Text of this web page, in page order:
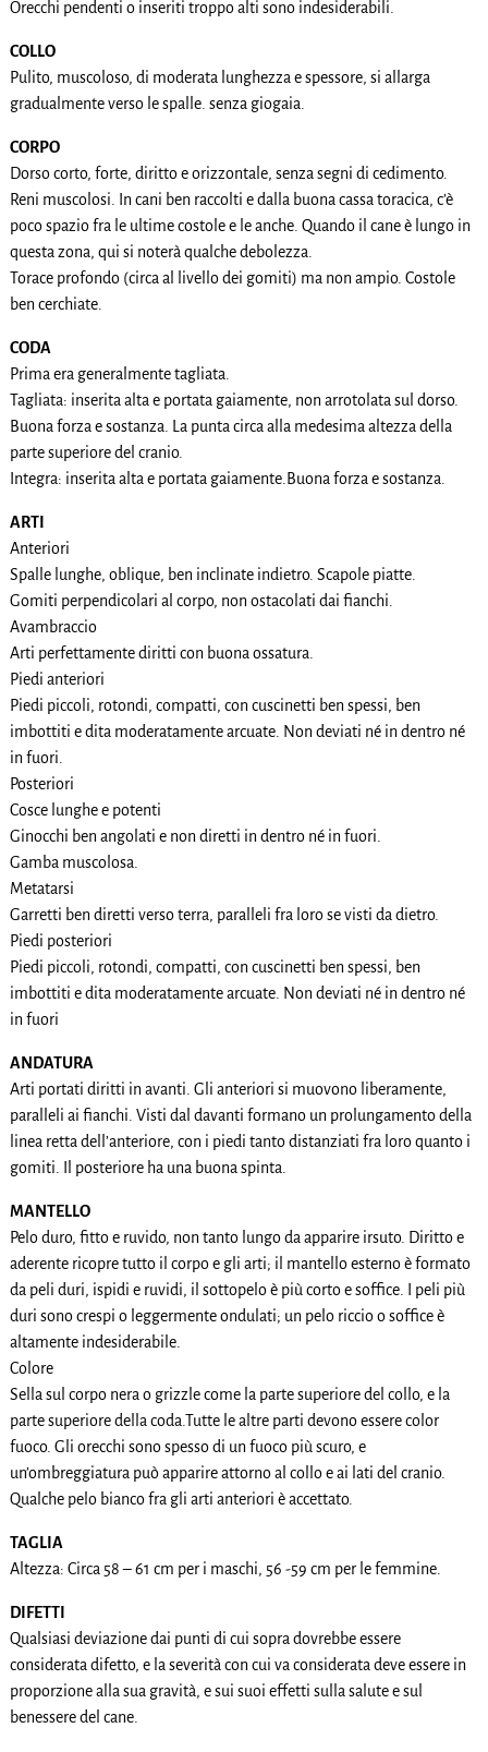
Orecchi pendenti o inseriti troppo alti sono indesiderabili.
COLLO
Pulito, muscoloso, di moderata lunghezza e spessore, si allarga
gradualmente verso le spalle. senza giogaia.
CORPO
Dorso corto, forte, diritto e orizzontale, senza segni di cedimento.
Reni muscolosi. In cani ben raccolti e dalla buona cassa toracica, c’è
poco spazio fra le ultime costole e le anche. Quando il cane è lungo in
questa zona, qui si noterà qualche debolezza.
Torace profondo (circa al livello dei gomiti) ma non ampio. Costole
ben cerchiate.
CODA
Prima era generalmente tagliata.
Tagliata: inserita alta e portata gaiamente, non arrotolata sul dorso.
Buona forza e sostanza. La punta circa alla medesima altezza della
parte superiore del cranio.
Integra: inserita alta e portata gaiamente.Buona forza e sostanza.
ARTI
Anteriori
Spalle lunghe, oblique, ben inclinate indietro. Scapole piatte.
Gomiti perpendicolari al corpo, non ostacolati dai fianchi.
Avambraccio
Arti perfettamente diritti con buona ossatura.
Piedi anteriori
Piedi piccoli, rotondi, compatti, con cuscinetti ben spessi, ben
imbottiti e dita moderatamente arcuate. Non deviati né in dentro né
in fuori.
Posteriori
Cosce lunghe e potenti
Ginocchi ben angolati e non diretti in dentro né in fuori.
Gamba muscolosa.
Metatarsi
Garretti ben diretti verso terra, paralleli fra loro se visti da dietro.
Piedi posteriori
Piedi piccoli, rotondi, compatti, con cuscinetti ben spessi, ben
imbottiti e dita moderatamente arcuate. Non deviati né in dentro né
in fuori
ANDATURA
Arti portati diritti in avanti. Gli anteriori si muovono liberamente,
paralleli ai fianchi. Visti dal davanti formano un prolungamento della
linea retta dell’anteriore, con i piedi tanto distanziati fra loro quanto i
gomiti. Il posteriore ha una buona spinta.
MANTELLO
Pelo duro, fitto e ruvido, non tanto lungo da apparire irsuto. Diritto e
aderente ricopre tutto il corpo e gli arti; il mantello esterno è formato
da peli duri, ispidi e ruvidi, il sottopelo è più corto e soffice. I peli più
duri sono crespi o leggermente ondulati; un pelo riccio o soffice è
altamente indesiderabile.
Colore
Sella sul corpo nera o grizzle come la parte superiore del collo, e la
parte superiore della coda.Tutte le altre parti devono essere color
fuoco. Gli orecchi sono spesso di un fuoco più scuro, e
un’ombreggiatura può apparire attorno al collo e ai lati del cranio.
Qualche pelo bianco fra gli arti anteriori è accettato.
TAGLIA
Altezza: Circa 58 – 61 cm per i maschi, 56 -59 cm per le femmine.
DIFETTI
Qualsiasi deviazione dai punti di cui sopra dovrebbe essere
considerata difetto, e la severità con cui va considerata deve essere in
proporzione alla sua gravità, e sui suoi effetti sulla salute e sul
benessere del cane.